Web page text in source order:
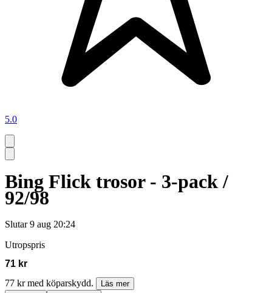
5.0
Bing Flick trosor - 3-pack /
92/98
Slutar 9 aug 20:24
Utropspris
71 kr
77 kr med köparskydd.
Läs mer